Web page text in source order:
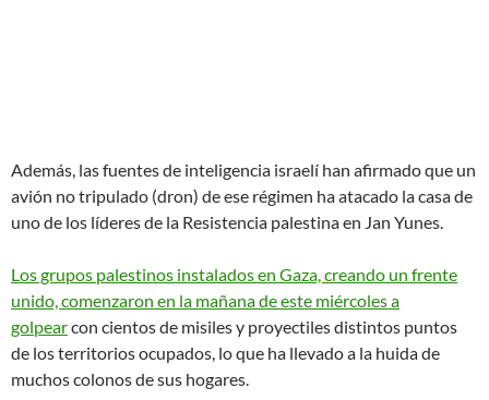
Además, las fuentes de inteligencia israelí han afirmado que un
avión no tripulado (dron) de ese régimen ha atacado la casa de
uno de los líderes de la Resistencia palestina en Jan Yunes.
Los grupos palestinos instalados en Gaza, creando un frente
unido, comenzaron en la mañana de este miércoles a
golpearcon cientos de misiles y proyectiles distintos puntos
de los territorios ocupados, lo que ha llevado a la huida de
muchos colonos de sus hogares.